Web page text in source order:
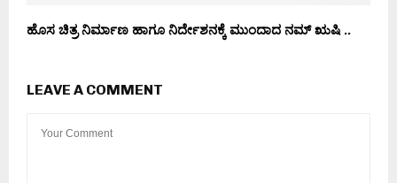
ಹೊಸ ಚಿತ್ರ ನಿರ್ಮಾಣ ಹಾಗೂ ನಿರ್ದೇಶನಕ್ಕೆ ಮುಂದಾದ ನಮ್ ಋಷಿ ..
LEAVE A COMMENT